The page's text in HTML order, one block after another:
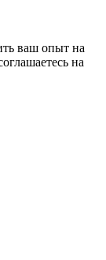
ваш опыт на
на